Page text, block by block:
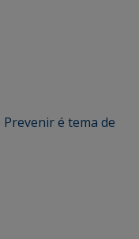
é tema de